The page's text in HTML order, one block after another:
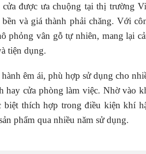
được ưa chuộng tại thị trường
và giá thành phải chăng. Với
phỏng vân gỗ tự nhiên, mang lại
tiện dụng.
êm ái, phù hợp sử dụng cho
hay cửa phòng làm việc. Nhờ vào
biệt thích hợp trong điều kiện khí
phẩm qua nhiều năm sử dụng.